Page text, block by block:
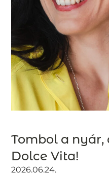
Tombol a nyár,
Dolce Vita!
2026.06.24.